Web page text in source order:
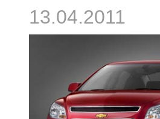
13.04.2011